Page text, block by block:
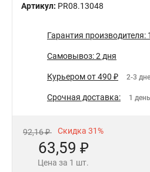
Артикул: PR08.13048
Гарантия производителя:
Самовывоз: 2 дня
Курьером от 490 ₽ 2-3
Срочная доставка: 1 день
92,16 ₽ Скидка 31%
63,59 ₽
Цена за 1 шт.